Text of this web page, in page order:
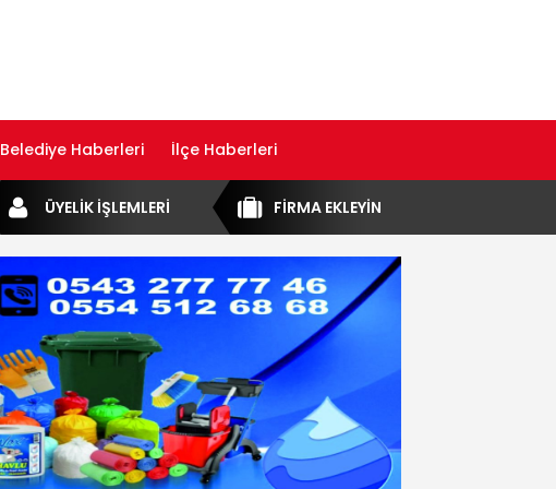
Belediye Haberleri İlçe Haberleri
FİRMA EKLEYİN
ÜYELİK İŞLEMLERİ